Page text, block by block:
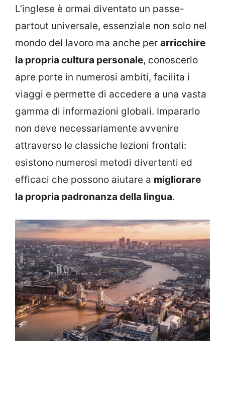
L’inglese è ormai diventato un passe-
partout universale, essenziale non solo nel
mondo del lavoro ma anche per arricchire
la propria cultura personale, conoscerlo
apre porte in numerosi ambiti, facilita i
viaggi e permette di accedere a una vasta
gamma di informazioni globali. Impararlo
non deve necessariamente avvenire
attraverso le classiche lezioni frontali:
esistono numerosi metodi divertenti ed
efficaci che possono aiutare a migliorare
la propria padronanza della lingua.